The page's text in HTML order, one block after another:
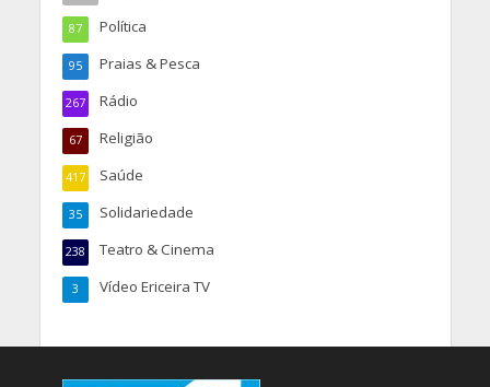
Política
87
Praias & Pesca
95
Rádio
267
Religião
67
Saúde
417
Solidariedade
35
Teatro & Cinema
238
Vídeo Ericeira TV
3